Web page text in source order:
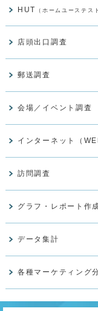
HUT （ホームユーステス
店頭出口調査
郵送調査
会場／イベント調査
インターネット（
訪問調査
グラフ・レポート作
データ集計
各種マーケティング